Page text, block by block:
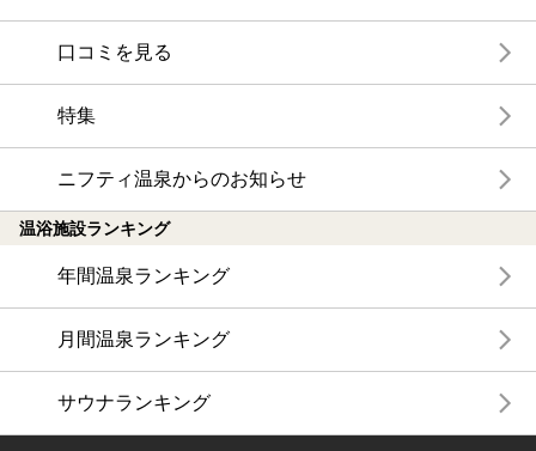
口コミを見る
特集
ニフティ温泉からのお知らせ
温浴施設ランキング
年間温泉ランキング
月間温泉ランキング
サウナランキング